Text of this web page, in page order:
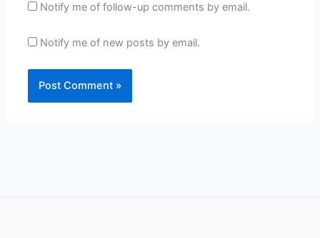
Notify me of follow-up comments by email.
Notify me of new posts by email.